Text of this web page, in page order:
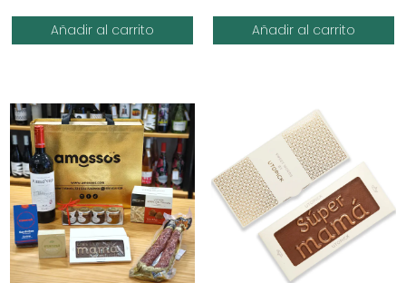
Añadir al carrito Añadir al carrito